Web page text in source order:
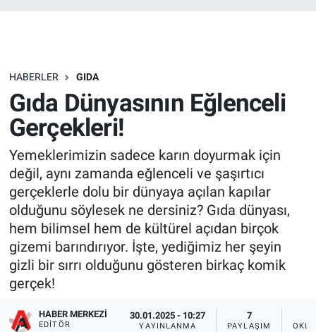
HABERLER GIDA
Gıda Dünyasının Eğlenceli
Gerçekleri!
Yemeklerimizin sadece karın doyurmak için
değil, aynı zamanda eğlenceli ve şaşırtıcı
gerçeklerle dolu bir dünyaya açılan kapılar
olduğunu söylesek ne dersiniz? Gıda dünyası,
hem bilimsel hem de kültürel açıdan birçok
gizemi barındırıyor. İşte, yediğimiz her şeyin
gizli bir sırrı olduğunu gösteren birkaç komik
gerçek!
HABER MERKEZI
EDITÖR
30.01.2025 - 10:27
YAYINLANMA
7
PAYLAŞIM